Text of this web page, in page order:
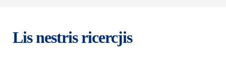
Lis nestris ricercjis